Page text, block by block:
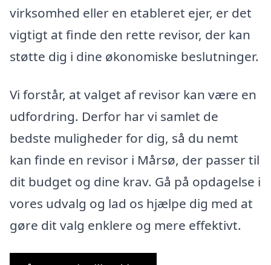
virksomhed eller en etableret ejer, er det
vigtigt at finde den rette revisor, der kan
støtte dig i dine økonomiske beslutninger.
Vi forstår, at valget af revisor kan være en
udfordring. Derfor har vi samlet de
bedste muligheder for dig, så du nemt
kan finde en revisor i Mårsø, der passer til
dit budget og dine krav. Gå på opdagelse i
vores udvalg og lad os hjælpe dig med at
gøre dit valg enklere og mere effektivt.